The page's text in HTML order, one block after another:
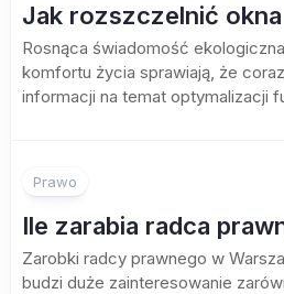
Jak rozszczelnić okna
Rosnąca świadomość
komfortu życia sprawiają, że
informacji na temat optymalizacji
Prawo
Ile zarabia radca
Zarobki radcy prawnego w
budzi duże zainteresowanie